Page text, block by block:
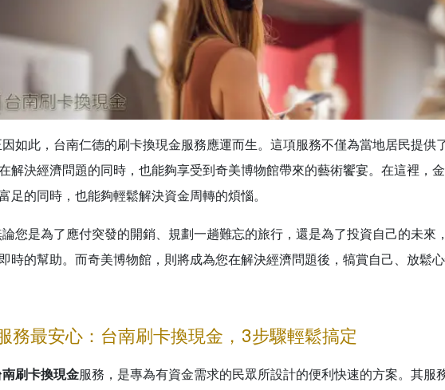
因如此，台南仁德的刷卡換現金服務應運而生。這項服務不僅為當地居民提供
解決經濟問題的同時，也能夠享受到奇美博物館帶來的藝術饗宴。在這裡，
足的同時，也能夠輕鬆解決資金周轉的煩惱。
您是為了應付突發的開銷、規劃一趟難忘的旅行，還是為了投資自己的未來
時的幫助。而奇美博物館，則將成為您在解決經濟問題後，犒賞自己、放鬆心
務最安心：台南刷卡換現金，3步驟輕鬆搞定
南刷卡換現金服務，是專為有資金需求的民眾所設計的便利快速的方案。其服